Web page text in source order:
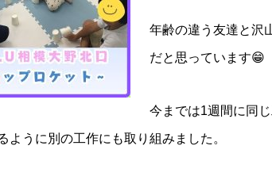
年齢の違う友達と沢
だと思っています😁
今までは1週間に同
うに別の工作にも取り組みました。